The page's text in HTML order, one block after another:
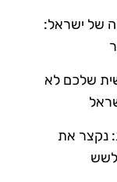
של ישראל:
שלכם לא
נקצר את
לשש